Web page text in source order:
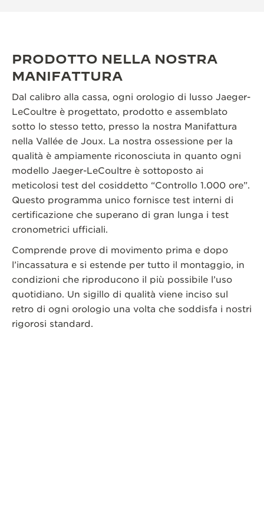
PRODOTTO NELLA NOSTRA
MANIFATTURA
Dal calibro alla cassa, ogni orologio di lusso Jaeger-
LeCoultre è progettato, prodotto e assemblato
sotto lo stesso tetto, presso la nostra Manifattura
nella Vallée de Joux. La nostra ossessione per la
qualità è ampiamente riconosciuta in quanto ogni
modello Jaeger-LeCoultre è sottoposto ai
meticolosi test del cosiddetto “Controllo 1.000 ore”.
Questo programma unico fornisce test interni di
certificazione che superano di gran lunga i test
cronometrici ufficiali.
Comprende prove di movimento prima e dopo
l’incassatura e si estende per tutto il montaggio, in
condizioni che riproducono il più possibile l’uso
quotidiano. Un sigillo di qualità viene inciso sul
retro di ogni orologio una volta che soddisfa i nostri
rigorosi standard.